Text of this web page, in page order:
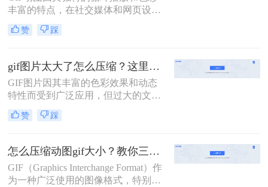
果。
丰富的特点，在社交媒体和网页设计
中广泛应用。然而，较大的GIF文件
不仅会增加加载时间，还可能影响用
项重要的任务。那么gif动图怎么压缩
呢？本文将介绍两种压缩GIF动图的
方法。
赞 踩
gif图片太大了怎么压缩？这里有3个方法教你轻松压缩！
GIF图片因其丰富的色彩效果和动态
特性而受到广泛应用，但过大的文件
大小可能拖慢加载速度，影响用户体
验。那么gif图片太大了怎么压缩呢？
赞 踩
怎么压缩动图gif大小？教你三种常用压缩方法！
GIF（Graphics Interchange Format）作
为一种广泛使用的图像格式，特别擅